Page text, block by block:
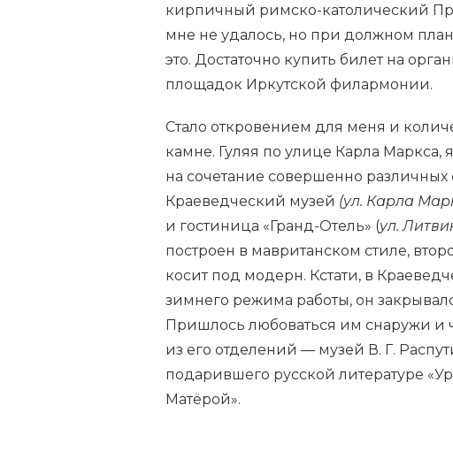
кирпичный римско-католический
мне не удалось, но при должном
это. Достаточно купить билет на
площадок Иркутской филармонии.
Стало откровением для меня и
камне. Гуляя по улице Карла Маркса,
на сочетание совершенно
Краеведческий музей (ул. Карла
и гостиница «Гранд-Отель» (ул.
построен в мавританском стиле,
косит под модерн. Кстати, в
зимнего режима работы, он
Пришлось любоваться им снаружи и
из его отделений — музей В. Г.
подарившего русской литературе
Матёрой».